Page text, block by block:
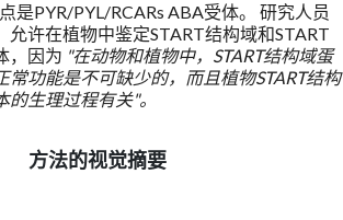
是PYR/PYL/RCARs ABA受体。 研究人员
允许在植物中鉴定START结构域和START
，因为 "在动物和植物中，START结构域蛋
常功能是不可缺少的，而且植物START结构
生理过程有关"。
方法的视觉摘要